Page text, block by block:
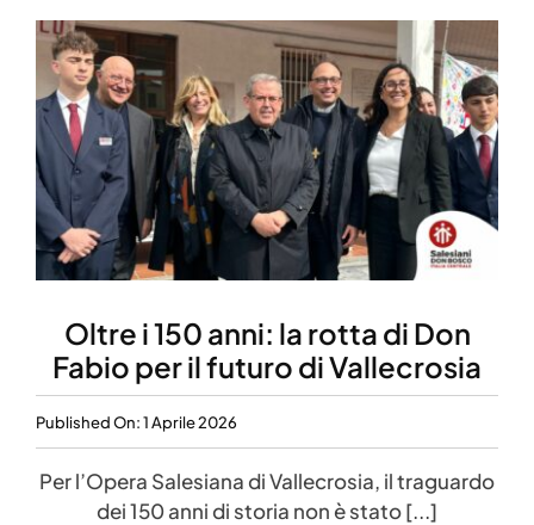
Oltre i 150 anni: la rotta di Don
Fabio per il futuro di Vallecrosia
Published On: 1 Aprile 2026
Per l’Opera Salesiana di Vallecrosia, il traguardo
dei 150 anni di storia non è stato [...]